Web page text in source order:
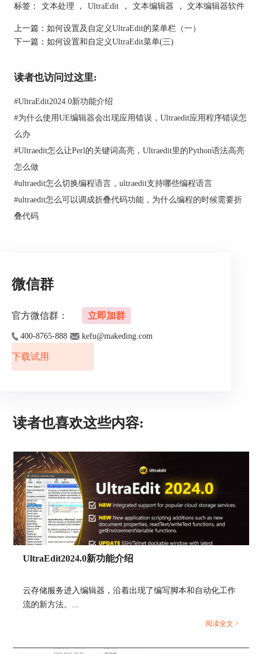
图2：编辑主工具栏
自定义工具栏
择“定义…”，在“定义”选项界面，可以根据“命
令”和“工具栏”两个选项来自定义工具栏。
图3：“定义”选项界面
“命令”- 给主工具栏添加下拉菜单上的功能命令
根据菜单栏的分类，把下拉菜单中的功能命令通过
图标拖动到工具栏上，相当于在工具栏上添加
钮删除了。
标签： 文本处理 ， UltraEdit ， 文本编辑器 ， 文本编辑器软件
上一篇： 如何设置及自定义UltraEdit的菜单栏（一）
下一篇： 如何设置和自定义UltraEdit菜单(三)
读者也访问过这里:
#UltraEdit2024.0新功能介绍
#为什么使用UE编辑器会出现应用错误，Ultraedit应用程序错误怎
么办
#Ultraedit怎么让Perl的关键词高亮，Ultraedit里的Python语法高亮
怎么做
#ultraedit怎么切换编程语言，ultraedit支持哪些编程语言
#ultraedit怎么可以调成折叠代码功能，为什么编程的时候需要折
叠代码
微信群
官方微信群： 立即加群
400-8765-888 kefu@makeding.com
下载试用
读者也喜欢这些内容:
UltraEdit2024.0新功能介绍
云存储服务进入编辑器，沿着出现了编写脚本和自动化工作
流的新方法。...
阅读全文 >